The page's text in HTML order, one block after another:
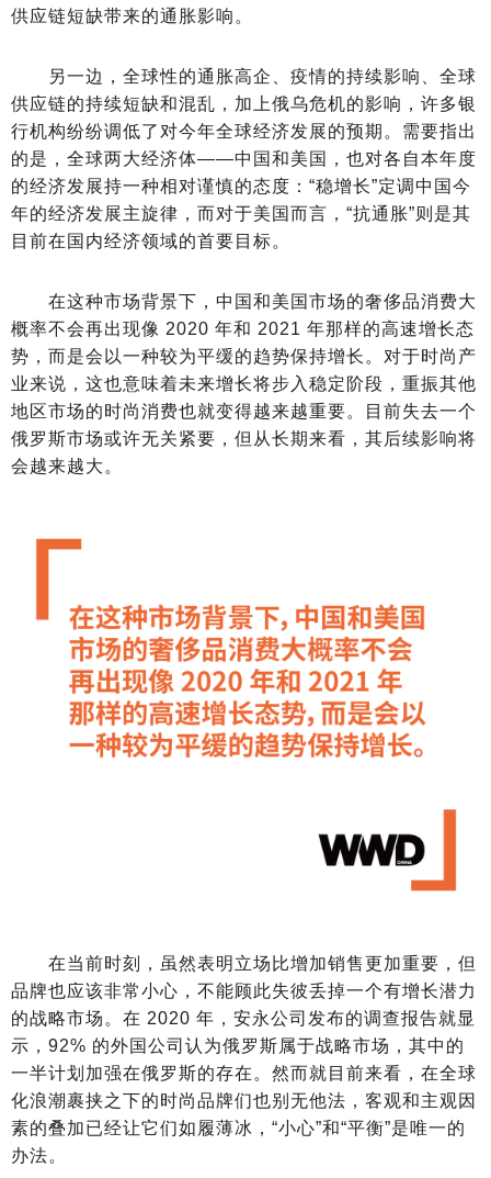
供应链短缺带来的通胀影响。
另一边，全球性的通胀高企、疫情的持续影响、全球
供应链的持续短缺和混乱，加上俄乌危机的影响，许多银
行机构纷纷调低了对今年全球经济发展的预期。需要指出
的是，全球两大经济体——中国和美国，也对各自本年度
的经济发展持一种相对谨慎的态度：“稳增长”定调中国今
年的经济发展主旋律，而对于美国而言，“抗通胀”则是其
目前在国内经济领域的首要目标。
在这种市场背景下，中国和美国市场的奢侈品消费大
概率不会再出现像 2020 年和 2021 年那样的高速增长态
势，而是会以一种较为平缓的趋势保持增长。对于时尚产
业来说，这也意味着未来增长将步入稳定阶段，重振其他
地区市场的时尚消费也就变得越来越重要。目前失去一个
俄罗斯市场或许无关紧要，但从长期来看，其后续影响将
会越来越大。
在当前时刻，虽然表明立场比增加销售更加重要，但
品牌也应该非常小心，不能顾此失彼丢掉一个有增长潜力
的战略市场。在 2020 年，安永公司发布的调查报告就显
示，92% 的外国公司认为俄罗斯属于战略市场，其中的
一半计划加强在俄罗斯的存在。然而就目前来看，在全球
化浪潮裹挟之下的时尚品牌们也别无他法，客观和主观因
素的叠加已经让它们如履薄冰，“小心”和“平衡”是唯一的
办法。